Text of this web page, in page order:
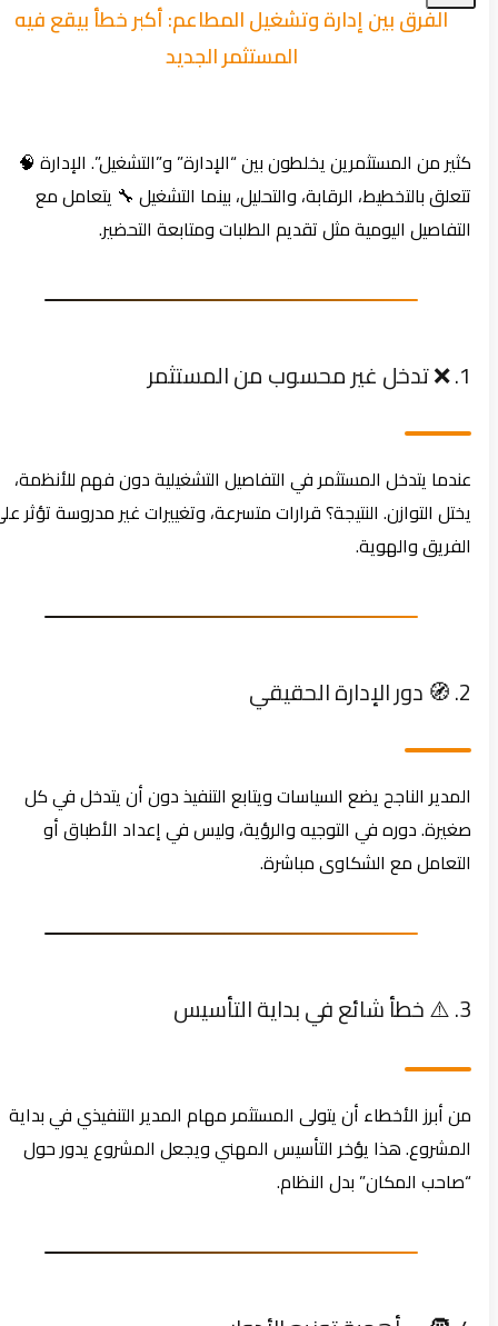
الفرق بين إدارة وتشغيل المطاعم: أكبر خطأ بيقع فيه
المستثمر الجديد
كثير من المستثمرين يخلطون بين “الإدارة” و”التشغيل”. الإدارة 🧠
تتعلق بالتخطيط، الرقابة، والتحليل، بينما التشغيل 🔧 يتعامل مع
التفاصيل اليومية مثل تقديم الطلبات ومتابعة التحضير.
عندما يتدخل المستثمر في التفاصيل التشغيلية دون فهم للأنظمة،
يختل التوازن. النتيجة؟ قرارات متسرعة، وتغييرات غير مدروسة تؤثر على
الفريق والهوية.
المدير الناجح يضع السياسات ويتابع التنفيذ دون أن يتدخل في كل
صغيرة. دوره في التوجيه والرؤية، وليس في إعداد الأطباق أو
التعامل مع الشكاوى مباشرة.
من أبرز الأخطاء أن يتولى المستثمر مهام المدير التنفيذي في بداية
المشروع. هذا يؤخر التأسيس المهني ويجعل المشروع يدور حول
“صاحب المكان” بدل النظام.